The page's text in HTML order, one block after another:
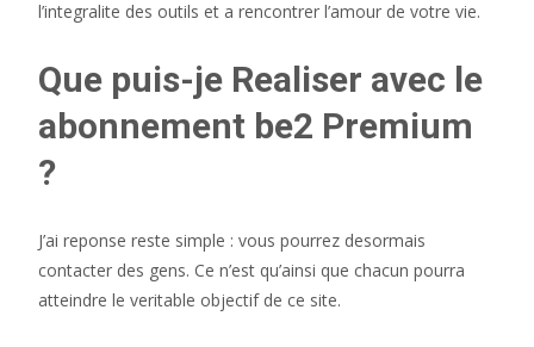
l’integralite des outils et a rencontrer l’amour de votre vie.
Que puis-je Realiser avec le
abonnement be2 Premium
?
J’ai reponse reste simple : vous pourrez desormais
contacter des gens. Ce n’est qu’ainsi que chacun pourra
atteindre le veritable objectif de ce site.